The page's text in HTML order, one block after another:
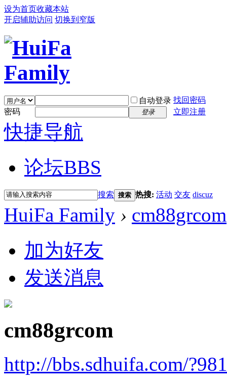
设为首页收藏本站
开启辅助访问 切换到窄版
自动登录 找回密码
密码
登录 立即注册
快捷导航
论坛BBS
搜索 搜索 热搜: 活动 交友 discuz
HuiFa Family › cm88grcom
加为好友
发送消息
cm88grcom
http://bbs.sdhuifa.com/